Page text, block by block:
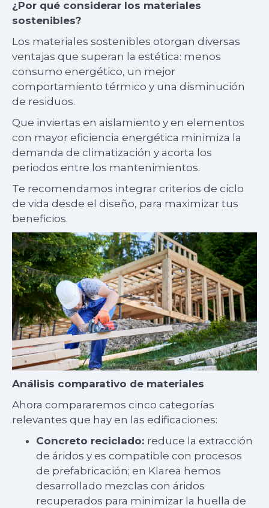
¿Por qué considerar los materiales
sostenibles?
Los materiales sostenibles otorgan diversas
ventajas que superan la estética: menos
consumo energético, un mejor
comportamiento térmico y una disminución
de residuos.
Que inviertas en aislamiento y en elementos
con mayor eficiencia energética minimiza la
demanda de climatización y acorta los
periodos entre los mantenimientos.
Te recomendamos integrar criterios de ciclo
de vida desde el diseño, para maximizar tus
beneficios.
Análisis comparativo de materiales
Ahora compararemos cinco categorías
relevantes que hay en las edificaciones:
Concreto reciclado: reduce la extracción
de áridos y es compatible con procesos
de prefabricación; en Klarea hemos
desarrollado mezclas con áridos
recuperados para minimizar la huella de